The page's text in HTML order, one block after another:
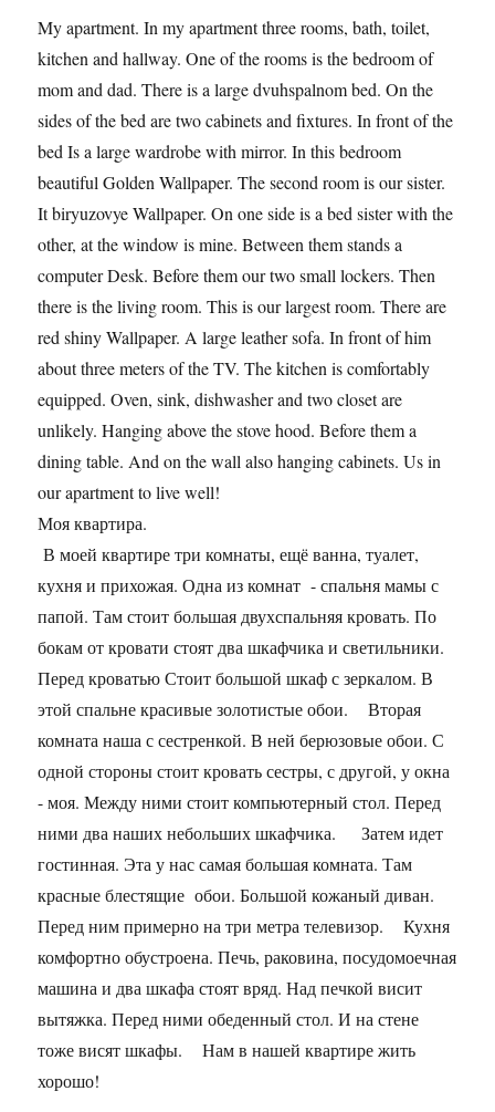
My apartment. In my apartment three rooms, bath, toilet,
kitchen and hallway. One of the rooms is the bedroom of
mom and dad. There is a large dvuhspalnom bed. On the
sides of the bed are two cabinets and fixtures. In front of the
bed Is a large wardrobe with mirror. In this bedroom
beautiful Golden Wallpaper. The second room is our sister.
It biryuzovye Wallpaper. On one side is a bed sister with the
other, at the window is mine. Between them stands a
computer Desk. Before them our two small lockers. Then
there is the living room. This is our largest room. There are
red shiny Wallpaper. A large leather sofa. In front of him
about three meters of the TV. The kitchen is comfortably
equipped. Oven, sink, dishwasher and two closet are
unlikely. Hanging above the stove hood. Before them a
dining table. And on the wall also hanging cabinets. Us in
our apartment to live well!
Моя квартира.
В моей квартире три комнаты, ещё ванна, туалет,
кухня и прихожая. Одна из комнат - спальня мамы с
папой. Там стоит большая двухспальняя кровать. По
бокам от кровати стоят два шкафчика и светильники.
Перед кроватью Стоит большой шкаф с зеркалом. В
этой спальне красивые золотистые обои. Вторая
комната наша с сестренкой. В ней берюзовые обои. С
одной стороны стоит кровать сестры, с другой, у окна
- моя. Между ними стоит компьютерный стол. Перед
ними два наших небольших шкафчика. Затем идет
гостинная. Эта у нас самая большая комната. Там
красные блестящие обои. Большой кожаный диван.
Перед ним примерно на три метра телевизор. Кухня
комфортно обустроена. Печь, раковина, посудомоечная
машина и два шкафа стоят вряд. Над печкой висит
вытяжка. Перед ними обеденный стол. И на стене
тоже висят шкафы. Нам в нашей квартире жить
хорошо!